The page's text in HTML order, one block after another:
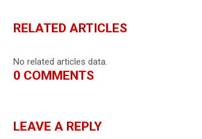
RELATED ARTICLES
No related articles data.
0 COMMENTS
LEAVE A REPLY